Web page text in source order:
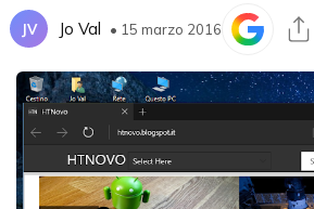
JV Jo Val • 15 marzo 2016